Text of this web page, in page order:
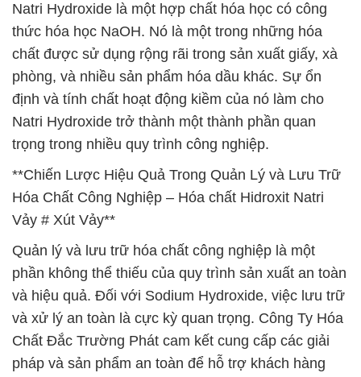
Natri Hydroxide là một hợp chất hóa học có công
thức hóa học NaOH. Nó là một trong những hóa
chất được sử dụng rộng rãi trong sản xuất giấy, xà
phòng, và nhiều sản phẩm hóa dầu khác. Sự ổn
định và tính chất hoạt động kiềm của nó làm cho
Natri Hydroxide trở thành một thành phần quan
trọng trong nhiều quy trình công nghiệp.
**Chiến Lược Hiệu Quả Trong Quản Lý và Lưu Trữ
Hóa Chất Công Nghiệp – Hóa chất Hidroxit Natri
Vảy # Xút Vảy**
Quản lý và lưu trữ hóa chất công nghiệp là một
phần không thể thiếu của quy trình sản xuất an toàn
và hiệu quả. Đối với Sodium Hydroxide, việc lưu trữ
và xử lý an toàn là cực kỳ quan trọng. Công Ty Hóa
Chất Đắc Trường Phát cam kết cung cấp các giải
pháp và sản phẩm an toàn để hỗ trợ khách hàng